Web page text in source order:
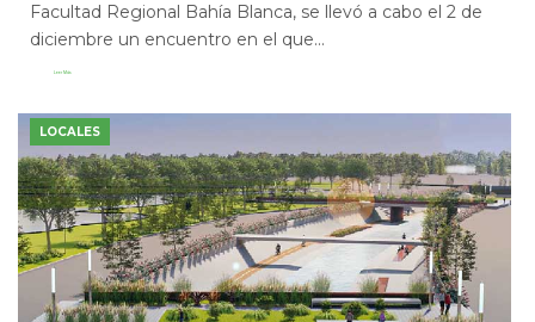
Facultad Regional Bahía Blanca, se llevó a cabo el 2 de
diciembre un encuentro en el que...
Leer Más
LOCALES